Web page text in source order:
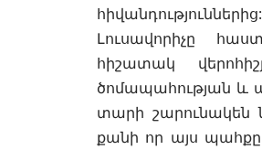
Լուսավորիչը
հիշատակ
ծոմապահության և
տարի շարունակեն
քանի որ այս